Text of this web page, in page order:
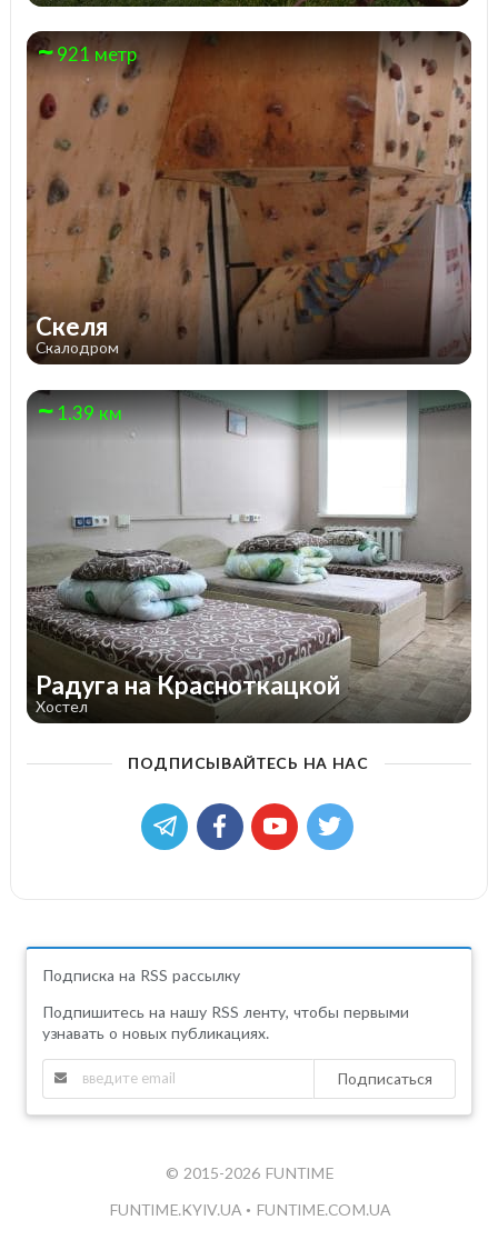
921 метр
Скеля
Скалодром
1.39 км
Радуга на Красноткацкой
Хостел
ПОДПИСЫВАЙТЕСЬ НА НАС
Подписка на RSS рассылку
Подпишитесь на нашу RSS ленту, чтобы первыми
узнавать о новых публикациях.
Подписаться
© 2015-2026 FUNTIME
FUNTIME.KYIV.UA • FUNTIME.COM.UA